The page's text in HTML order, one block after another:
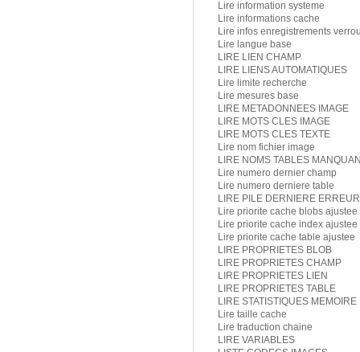
Lire information systeme
Lire informations cache
Lire infos enregistrements
Lire langue base
LIRE LIEN CHAMP
LIRE LIENS AUTOMATIQUES
Lire limite recherche
Lire mesures base
LIRE METADONNEES IMAGE
LIRE MOTS CLES IMAGE
LIRE MOTS CLES TEXTE
Lire nom fichier image
LIRE NOMS TABLES
Lire numero dernier champ
Lire numero derniere table
LIRE PILE DERNIERE ERREUR
Lire priorite cache blobs ajustee
Lire priorite cache index ajustee
Lire priorite cache table ajustee
LIRE PROPRIETES BLOB
LIRE PROPRIETES CHAMP
LIRE PROPRIETES LIEN
LIRE PROPRIETES TABLE
LIRE STATISTIQUES MEMOIRE
Lire taille cache
Lire traduction chaine
LIRE VARIABLES